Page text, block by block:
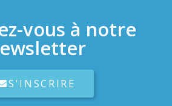
vous à notre
S'INSCRIRE